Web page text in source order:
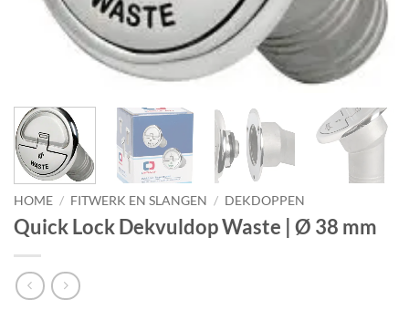
HOME / FITWERK EN SLANGEN / DEKDOPPEN
Quick Lock Dekvuldop Waste | Ø 38 mm